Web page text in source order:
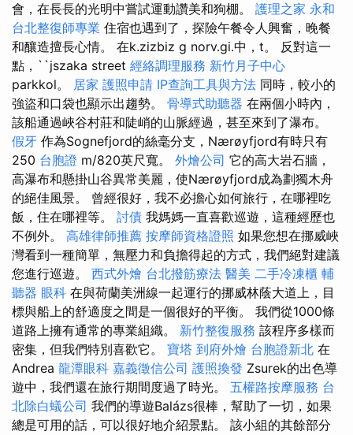
會，在長長的光明中嘗試運動讚美和狗棚。 護理之家 永和
台北整復師專業 住宿也遇到了，探險午餐令人興奮，晚餐
和釀造擅長心情。 在k.zizbiz g norv.gi.中，t。 反對這一
點，``jszaka street 經絡調理服務 新竹月子中心
parkkol。 居家 護照申請 IP查詢工具與方法 同時，較小的
強盜和口袋也顯示出趨勢。 骨導式助聽器 在兩個小時內，
該船通過峽谷村莊和陡峭的山脈經過，甚至來到了瀑布。
假牙 作為Sognefjord的絲毫分支，Nærøyfjord有時只有
250 台胞證 m/820英尺寬。 外燴公司 它的高大岩石牆，
高瀑布和懸掛山谷異常美麗，使Nærøyfjord成為劃獨木舟
的絕佳風景。 曾經很好，我不必擔心如何旅行，在哪裡吃
飯，住在哪裡等。 討債 我媽媽一直喜歡巡遊，這種經歷也
不例外。 高雄律師推薦 按摩師資格證照 如果您想在挪威峽
灣看到一種簡單，無壓力和負擔得起的方式，我們絕對建議
您進行巡遊。 西式外燴 台北撥筋療法 醫美 二手冷凍櫃 輔
聽器 眼科 在與荷蘭美洲線一起運行的挪威林蔭大道上，目
標與船上的舒適度之間是一個很好的平衡。 我們從1000條
道路上擁有通常的專業組織。 新竹整復服務 該程序多樣而
密集，但我們特別喜歡它。 寶塔 到府外燴 台胞證新北 在
Andrea 龍潭眼科 嘉義徵信公司 護照換發 Zsurek的出色導
遊中，我們還在旅行期間度過了時光。 五權路按摩服務 台
北除白蟻公司 我們的導遊Balázs很棒，幫助了一切，如果
總是可用的話，可以很好地介紹景點。 該小組的其餘部分